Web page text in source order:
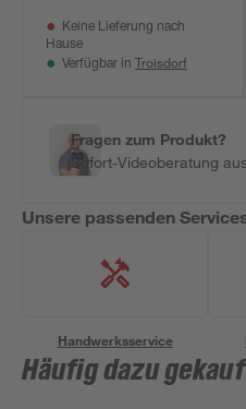
Keine Lieferung nach
Hause
Verfügbar in Troisdorf
Fragen zum Produkt?
Sofort-Videoberatung
Unsere passenden
Handwerksservice
Häufig dazu